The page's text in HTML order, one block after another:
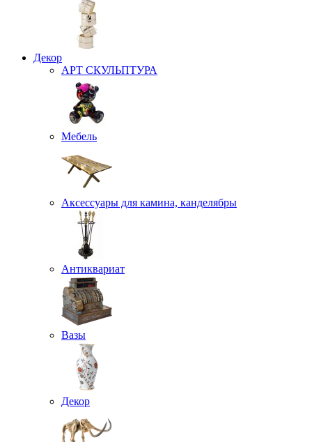
Декор
АРТ СКУЛЬПТУРА
Мебель
Аксессуары для камина, канделябры
Антиквариат
Вазы
Декор